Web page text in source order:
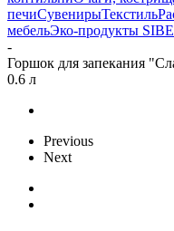
печиСувенирыТекстиль
мебельЭко-продукты
-
Горшок для запекания
0.6 л
Previous
Next